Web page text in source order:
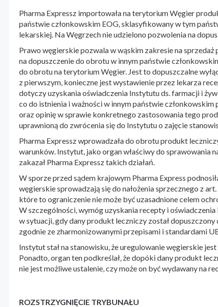
Pharma Expressz importowała na terytorium Węgier
państwie członkowskim EOG, sklasyfikowany w tym
lekarskiej. Na Węgrzech nie udzielono pozwolenia na
Prawo węgierskie pozwala w wąskim zakresie na
na dopuszczenie do obrotu w innym państwie
do obrotu na terytorium Węgier. Jest to dopuszczalne
z pierwszym, konieczne jest wystawienie przez lekarza
dotyczy uzyskania oświadczenia Instytutu ds. farmacji i
co do istnienia i ważności w innym państwie
oraz opinię w sprawie konkretnego zastosowania tego
uprawnioną do zwrócenia się do Instytutu o zajęcie
Pharma Expressz wprowadzała do obrotu produkt
warunków. Instytut, jako organ właściwy do sprawowania
zakazał Pharma Expressz takich działań.
W sporze przed sądem krajowym Pharma Express
węgierskie sprowadzają się do nałożenia sprzecznego z
które to ograniczenie nie może być uzasadnione celem
W szczególności, wymóg uzyskania recepty i
w sytuacji, gdy dany produkt leczniczy został
zgodnie ze zharmonizowanymi przepisami i standardami
Instytut stał na stanowisku, że uregulowanie węgierskie
Ponadto, organ ten podkreślał, że dopóki dany produkt
nie jest możliwe ustalenie, czy może on być wydawany na
ROZSTRZYGNIĘCIE TRYBUNAŁU